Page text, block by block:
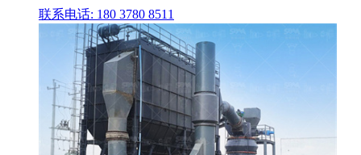
联系电话: 180 3780 8511